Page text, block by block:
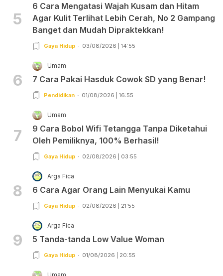
5
6 Cara Mengatasi Wajah Kusam dan Hitam
Agar Kulit Terlihat Lebih Cerah, No 2 Gampang
Banget dan Mudah Dipraktekkan!
Gaya Hidup 03/08/2026 | 14:55
6
Umam
7 Cara Pakai Hasduk Cowok SD yang Benar!
Pendidikan 01/08/2026 | 16:55
7
Umam
9 Cara Bobol Wifi Tetangga Tanpa Diketahui
Oleh Pemiliknya, 100% Berhasil!
Gaya Hidup 02/08/2026 | 03:55
8
Arga Fica
6 Cara Agar Orang Lain Menyukai Kamu
Gaya Hidup 02/08/2026 | 21:55
9
Arga Fica
5 Tanda-tanda Low Value Woman
Gaya Hidup 01/08/2026 | 20:55